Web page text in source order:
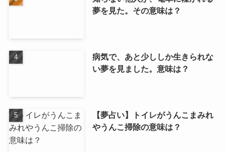
夢を見た。その意味は？
病気で、あと少ししか生きられな
い夢を見ました。意味は？
【夢占い】トイレがうんこまみれ
やうんこ掃除の意味は？